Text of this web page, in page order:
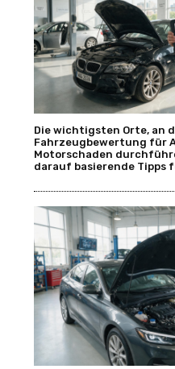
Die wichtigsten Orte, an
Fahrzeugbewertung für
Motorschaden
darauf basierende Tipps